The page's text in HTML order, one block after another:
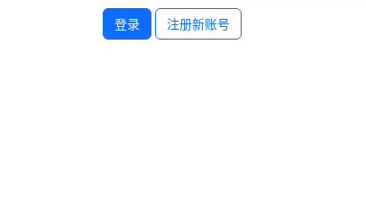
登录 注册新账号